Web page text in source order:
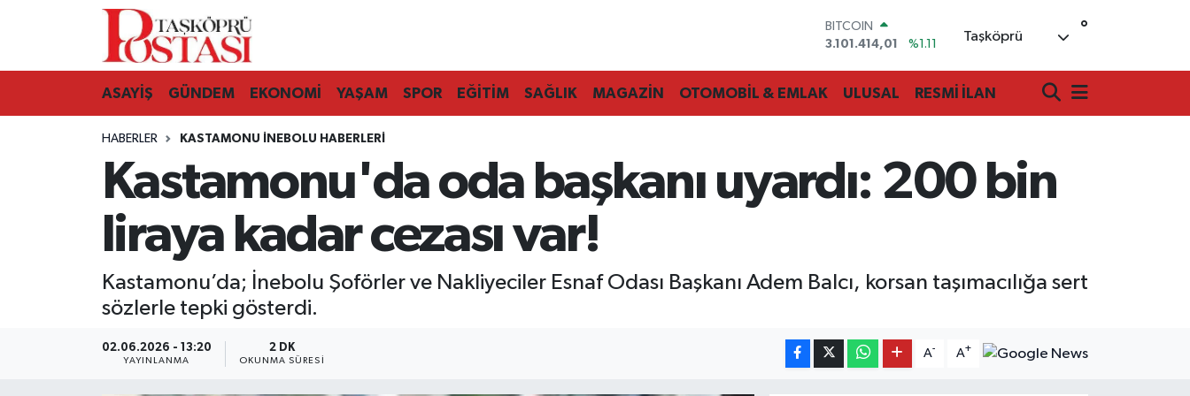
BITCOIN
3.101.414,01
%1.11
47,7436
%0.18
EURO
GRAM ALTIN
6660.55
%0.03
BİST100
Taşköprü °
ASAYİŞ GÜNDEM EKONOMİ YAŞAM SPOR EĞİTİM SAĞLIK MAGAZİN OTOMOBİL & EMLAK ULUSAL RESMİ İLAN
HABERLER KASTAMONU İNEBOLU HABERLERI
Kastamonu'da oda başkanı uyardı: 200 bin
liraya kadar cezası var!
Kastamonu’da; İnebolu Şoförler ve Nakliyeciler Esnaf Odası Başkanı Adem Balcı, korsan taşımacılığa sert
sözlerle tepki gösterdi.
02.06.2026 - 13:20
YAYINLANMA
2 DK
OKUNMA SÜRESI
A- A+
Kastamonu Vefat Edenler
Araç Haberleri
Azdavay Haberleri
Bozkurt Haberleri